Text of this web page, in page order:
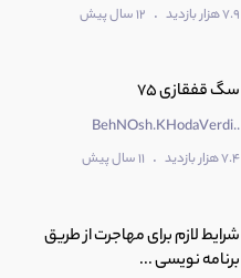
7.9 هزار بازدید . 12 سال پیش
سگ قفقازی 75
..BehNOsh.KHodaVerdi
7.4 هزار بازدید . 11 سال پیش
شرایط لازم برای مهاجرت از طریق
برنامه نویسی ...